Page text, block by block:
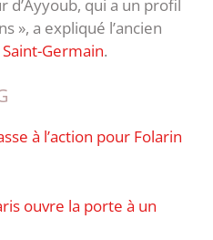
d’Ayyoub, qui a un profil
», a expliqué l’ancien
Saint-Germain.
à l’action pour Folarin
ouvre la porte à un